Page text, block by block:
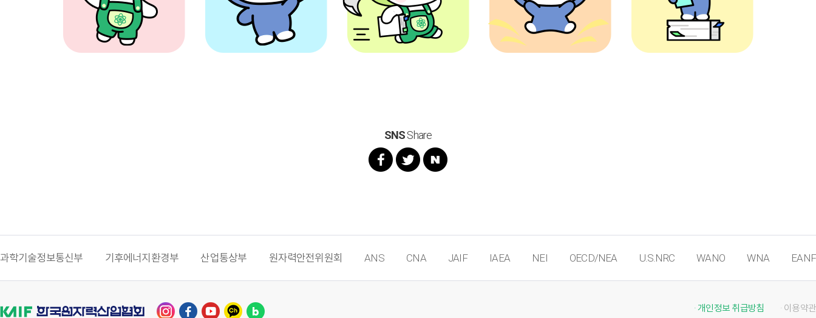
SNSShare
과학기술정보통신부 기후에너지환경부 산업통상부 원자력안전위원회 ANS CNA JAIF IAEA NEI OECD/NEA U.S.NRC WANO WNA EANF
· 개인정보 취급방침 · 이용약관